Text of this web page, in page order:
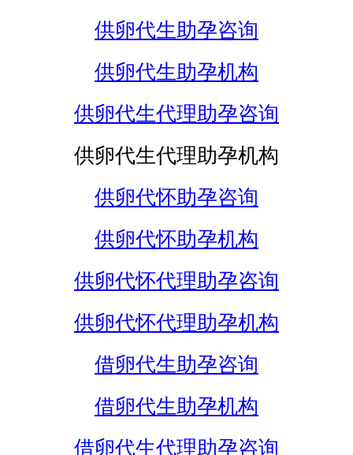
供卵代生助孕咨询
供卵代生助孕机构
供卵代生代理助孕咨询
供卵代生代理助孕机构
供卵代怀助孕咨询
供卵代怀助孕机构
供卵代怀代理助孕咨询
供卵代怀代理助孕机构
借卵代生助孕咨询
借卵代生助孕机构
借卵代生代理助孕咨询